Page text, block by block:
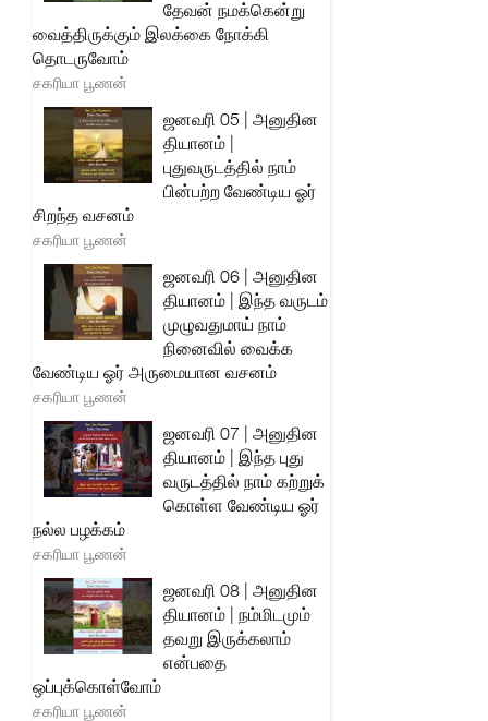
தேவன் நமக்கென்று
வைத்திருக்கும் இலக்கை நோக்கி
தொடருவோம்
சகரியா பூணன்
ஜனவரி 05 | அனுதின
தியானம் |
புதுவருடத்தில் நாம்
பின்பற்ற வேண்டிய ஓர்
சிறந்த வசனம்
சகரியா பூணன்
ஜனவரி 06 | அனுதின
தியானம் | இந்த வருடம்
முழுவதுமாய் நாம்
நினைவில் வைக்க
வேண்டிய ஓர் அருமையான வசனம்
சகரியா பூணன்
ஜனவரி 07 | அனுதின
தியானம் | இந்த புது
வருடத்தில் நாம் கற்றுக்
கொள்ள வேண்டிய ஓர்
நல்ல பழக்கம்
சகரியா பூணன்
ஜனவரி 08 | அனுதின
தியானம் | நம்மிடமும்
தவறு இருக்கலாம்
என்பதை
ஒப்புக்கொள்வோம்
சகரியா பூணன்